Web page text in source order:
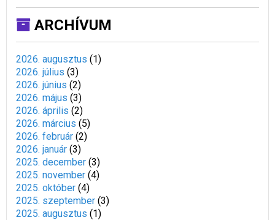
ARCHÍVUM
2026. augusztus (1)
2026. július (3)
2026. június (2)
2026. május (3)
2026. április (2)
2026. március (5)
2026. február (2)
2026. január (3)
2025. december (3)
2025. november (4)
2025. október (4)
2025. szeptember (3)
2025. augusztus (1)